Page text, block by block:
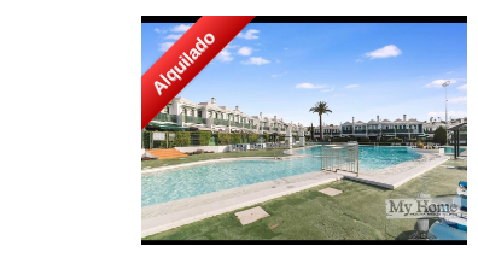
Alquilado